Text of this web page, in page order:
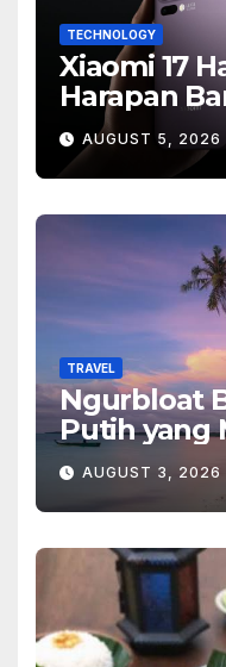
TECHNOLOGY
Xiaomi 17
Harapan
Banyak
Ponsel
AUGUST 5, 2026
TRAVEL
Ngurbloat
Putih yang
Alam Tak
AUGUST 3, 2026